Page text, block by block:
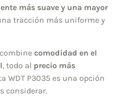
más suave y una mayor
tracción más uniforme y
comodidad en el
, todo al precio más
WDT P3035 es una opción
considerar.